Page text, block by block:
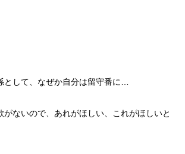
として、なぜか自分は留守番に…
がないので、あれがほしい、これがほしいと